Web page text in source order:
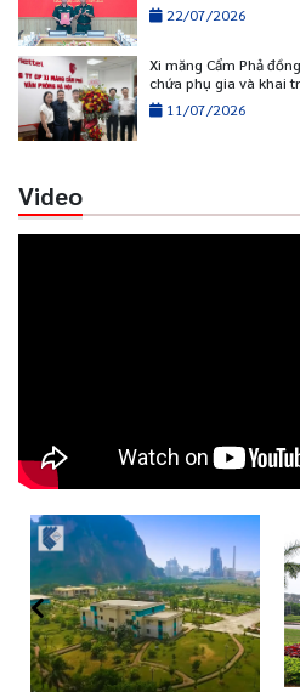
22/07/2026
Xi măng Cẩm Phả
chứa phụ gia và khai
11/07/2026
Video